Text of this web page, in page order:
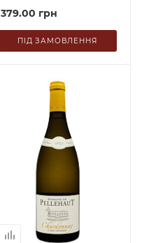
379.00 грн
ПІД ЗАМОВЛЕННЯ